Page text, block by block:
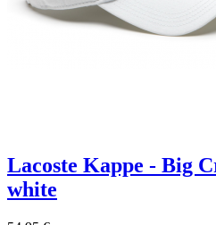
Lacoste Kappe - Big
white